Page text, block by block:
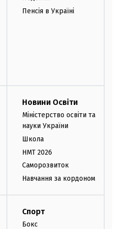
Пенсія в Україні
Новини Освіти
Міністерство освіти та
науки України
Школа
НМТ 2026
Саморозвиток
Навчання за кордоном
Спорт
Бокс